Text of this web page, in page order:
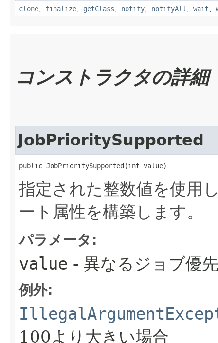
clone、 finalize、 getClass、 notify、 notifyAll、 wait、
コンストラクタの詳細
JobPrioritySupported
public JobPrioritySupported​(int value)
指定された整数値を使用
ート属性を構築します。
パラメータ:
value - 異なるジョブ優
例外:
100より大きい場合